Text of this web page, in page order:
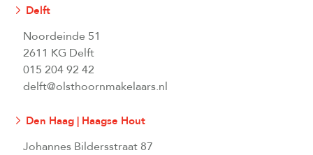
Delft
Noordeinde 51
2611 KG Delft
015 204 92 42
delft@olsthoornmakelaars.nl
Den Haag | Haagse Hout
Johannes Bildersstraat 87